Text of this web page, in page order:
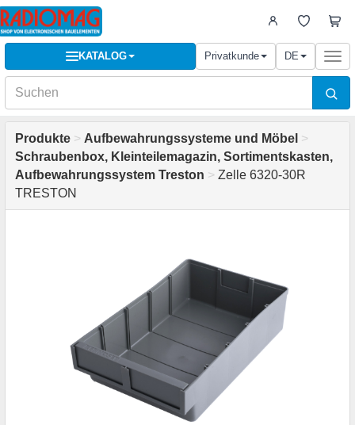
KATALOG Privatkunde DE
Produkte > Aufbewahrungssysteme und Möbel >
Schraubenbox, Kleinteilemagazin, Sortimentskasten,
Aufbewahrungssystem Treston > Zelle 6320-30R
TRESTON